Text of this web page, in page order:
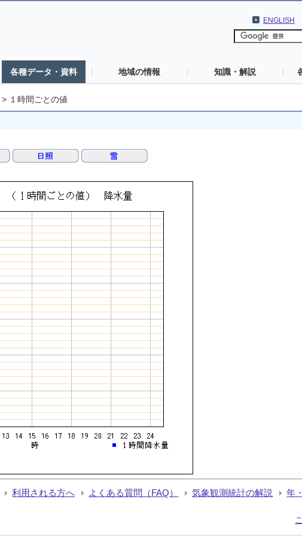
ENGLISH
各種データ・資料 地域の情報 知識・解説
> １時間ごとの値
利用される方へ よくある質問（FAQ） 気象観測統計の解説 年